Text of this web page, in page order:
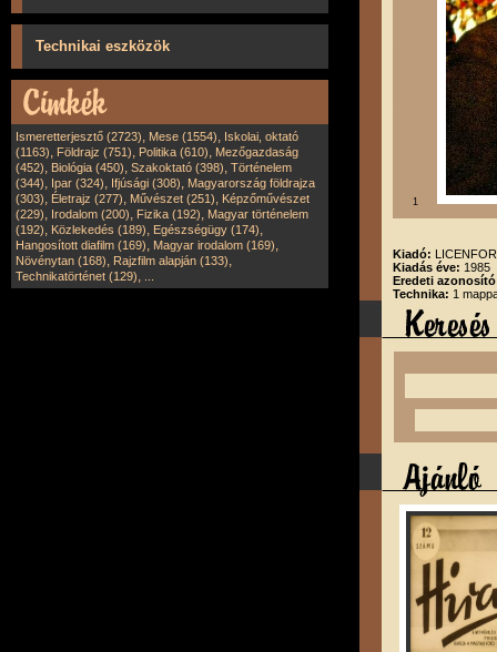
Technikai eszközök
Ismeretterjesztő (2723), Mese (1554), Iskolai, oktató
(1163), Földrajz (751), Politika (610), Mezőgazdaság
(452), Biológia (450), Szakoktató (398), Történelem
(344), Ipar (324), Ifjúsági (308), Magyarország földrajza
(303), Életrajz (277), Művészet (251), Képzőművészet
(229), Irodalom (200), Fizika (192), Magyar történelem
(192), Közlekedés (189), Egészségügy (174),
Hangosított diafilm (169), Magyar irodalom (169),
Növénytan (168), Rajzfilm alapján (133),
Technikatörténet (129),
1
Kiadó:
Kiadás éve: 1985
Eredeti
Technika: 1